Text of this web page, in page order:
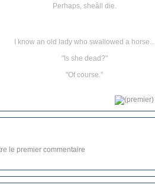
Perhaps, sheâll die.
I know an old lady who swallowed a horse...
"Is she dead?"
"Of course."
le premier commentaire